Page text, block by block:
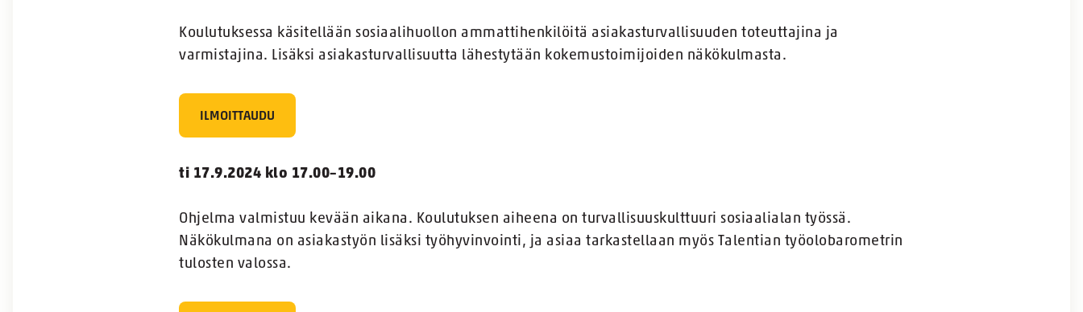
Koulutuksessa käsitellään sosiaalihuollon ammattihenkilöitä asiakasturvallisuuden toteuttajina ja
varmistajina. Lisäksi asiakasturvallisuutta lähestytään kokemustoimijoiden näkökulmasta.
ILMOITTAUDU
ti 17.9.2024 klo 17.00–19.00
Ohjelma valmistuu kevään aikana. Koulutuksen aiheena on turvallisuuskulttuuri sosiaalialan työssä.
Näkökulmana on asiakastyön lisäksi työhyvinvointi, ja asiaa tarkastellaan myös Talentian työolobarometrin
tulosten valossa.